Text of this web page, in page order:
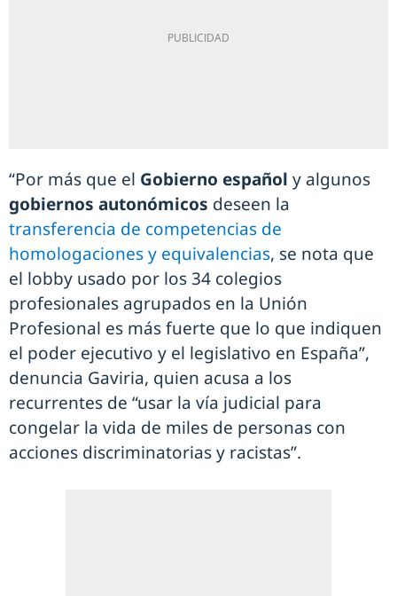
“Por más que el Gobierno español y algunos
gobiernos autonómicos deseen la
transferencia de competencias de
homologaciones y equivalencias, se nota que
el lobby usado por los 34 colegios
profesionales agrupados en la Unión
Profesional es más fuerte que lo que indiquen
el poder ejecutivo y el legislativo en España”,
denuncia Gaviria, quien acusa a los
recurrentes de “usar la vía judicial para
congelar la vida de miles de personas con
acciones discriminatorias y racistas”.